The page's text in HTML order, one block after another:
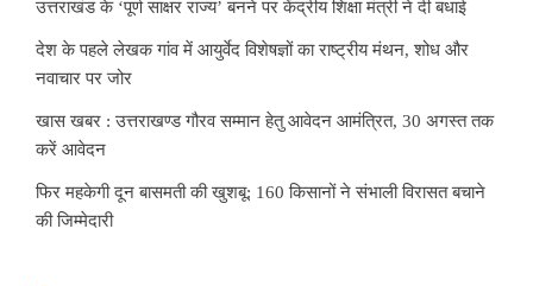
उत्तराखंड के ‘पूर्ण साक्षर राज्य’ बनने पर केंद्रीय शिक्षा मंत्री ने दी बधाई
देश के पहले लेखक गांव में आयुर्वेद विशेषज्ञों का राष्ट्रीय मंथन, शोध और
नवाचार पर जोर
खास खबर : उत्तराखण्ड गौरव सम्मान हेतु आवेदन आमंत्रित, 30 अगस्त तक
करें आवेदन
फिर महकेगी दून बासमती की खुशबू: 160 किसानों ने संभाली विरासत बचाने
की जिम्मेदारी